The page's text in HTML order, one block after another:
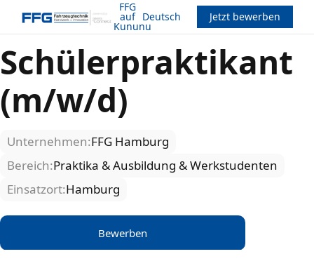
FFG
auf
Kununu
Deutsch Jetzt bewerben
Schülerpraktikant
(m/w/d)
Unternehmen:FFG Hamburg
Bereich:Praktika & Ausbildung & Werkstudenten
Einsatzort:Hamburg
Bewerben